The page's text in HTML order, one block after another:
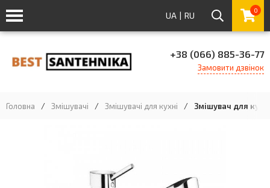
UA | RU 0
+38 (066) 885-36-77
Замовити дзвінок
Головна / Змішувачі / Змішувачі для кухні / Змішувач для